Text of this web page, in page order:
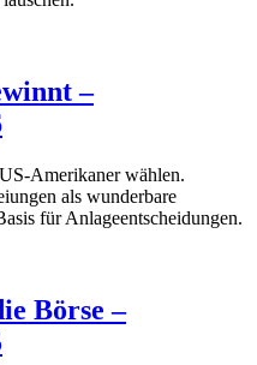
–
Amerikaner wählen.
als wunderbare
für Anlageentscheidungen.
Börse –